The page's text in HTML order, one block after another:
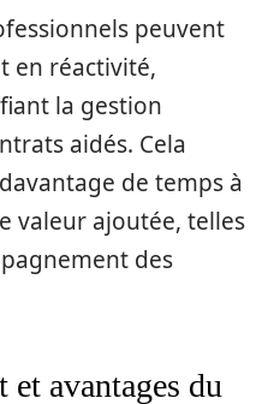
peuvent
en réactivité,
la gestion
aidés. Cela
de temps à
valeur ajoutée, telles
des
avantages du